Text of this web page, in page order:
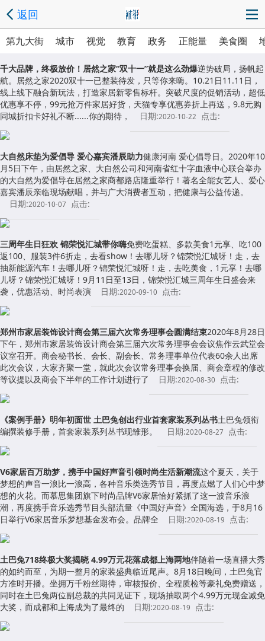
返回
第九大街 城市 视觉 教育 政务 正能量 美食圈
千大品牌，终极放价！居然之家“双十一”就是这么劲爆逆势破局，扬帆起
航。居然之家2020双十一已整装待发，只等你来嗨。10.21日11.11日，
线上线下融合新玩法，打造家居新零售标杆。突破尺度的促销活动，超低
优惠享不停，99元抢万件家居好货，天猫专享优惠券折上再送，9.8元购
同城折扣卡好礼不断......你的期待，
日期:2020-10-22 点击:
大自然床垫为爱倡导 爱心嘉宾潘辰助力健康河南 爱心倡导日。2020年10
月5日下午，由居然之家、大自然公司和河南省红十字血液中心联合举办
的大自然为爱倡导在居然之家商都路店隆重举行！著名全能女艺人、爱心
嘉宾潘辰亲临现场献唱，并与广大消费者互动，把健康与公益传递。
日期:2020-10-07 点击:
三周年生日狂欢 锦荣悦汇城带你嗨免费吃蛋糕、多款美食1元享、吃100
返100、服装3件6折走，去看show！去哪儿呀？锦荣悦汇城呀！走，去
抽新能源汽车！去哪儿呀？锦荣悦汇城呀！走，去吃美食，1元享！去哪
儿呀？锦荣悦汇城呀！9月11日至13日，锦荣悦汇城三周年生日盛会来
袭，优惠活动、时尚表演
日期:2020-09-10 点击:
郑州市家居装饰设计商会第三届六次常务理事会圆满结束2020年8月28日
下午，郑州市家居装饰设计商会第三届六次常务理事会会议焦作云武堂会
议室召开。商会秘书长、会长、副会长、常务理事单位代表60余人出席
此次会议，大家齐聚一堂，就此次会议常务理事会换届、商会章程的修改
等议提以及商会下半年的工作计划进行了
日期:2020-08-30 点击:
《案例手册》明年初面世 土巴兔创出行业首套家装系列丛书土巴兔领衔
编撰装修手册，首套家装系列丛书现雏形。
日期:2020-08-27 点击:
V6家居百万助梦，携手中国好声音引领时尚生活新潮流这个夏天，关于
梦想的声音一浪比一浪高，各种音乐类选秀节目，再度点燃了人们心中梦
想的火花。而慕思集团旗下时尚品牌V6家居恰好紧抓了这一波音乐浪
潮，再度携手音乐选秀节目头部流量《中国好声音》全国海选，于8月16
日举行V6家居音乐梦想基金发布会。品牌全
日期:2020-08-19 点击:
土巴兔718终极大奖揭晓 4.99万元花落成都上海两地伴随着一场直播大秀
的如约而至，为期一整月的家装盛典临近尾声。8月18日晚间，土巴兔官
方准时开播。坐拥万千粉丝期待，审核报价、全程质检等豪礼免费赠送，
同时在土巴兔两位副总裁的共同见证下，现场抽取两个4.99万元现金减免
大奖，而成都和上海成为了最终的
日期:2020-08-19 点击: